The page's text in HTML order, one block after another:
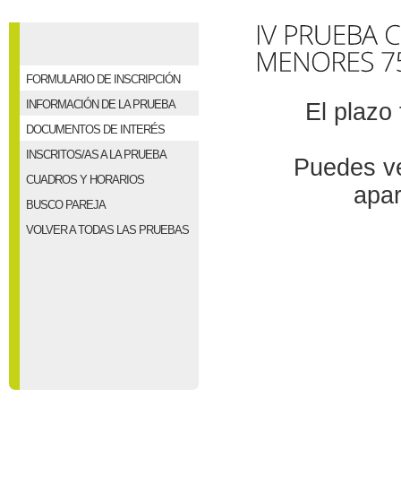
FORMULARIO DE INSCRIPCIÓN
INFORMACIÓN DE LA PRUEBA
DOCUMENTOS DE INTERÉS
INSCRITOS/AS A LA PRUEBA
CUADROS Y HORARIOS
BUSCO PAREJA
VOLVER A TODAS LAS PRUEBAS
El plazo
Puedes